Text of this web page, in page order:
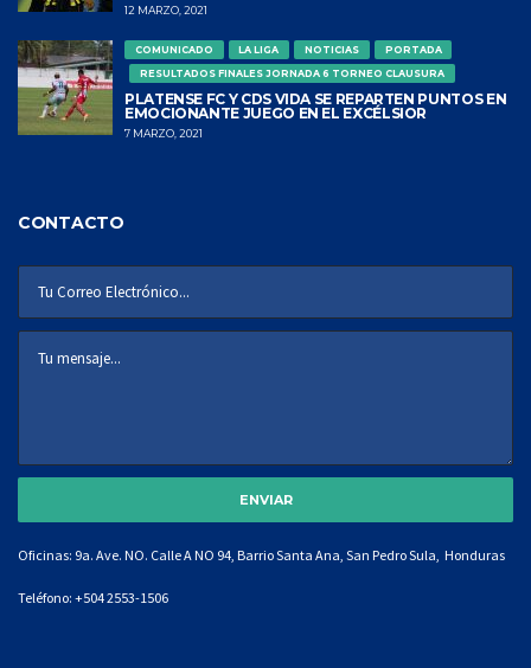
12 MARZO, 2021
COMUNICADO LA LIGA NOTICIAS
PORTADA
RESULTADOS FINALES JORNADA 6 TORNEO CLAUSURA
PLATENSE FC Y CDS VIDA SE REPARTEN PUNTOS EN
EMOCIONANTE JUEGO EN EL EXCÉLSIOR
7 MARZO, 2021
CONTACTO
Oficinas: 9a. Ave. NO. Calle A NO 94, Barrio Santa Ana, San Pedro Sula, Honduras
Teléfono: +504 2553-1506